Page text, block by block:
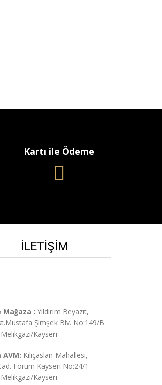
Kartı ile Ödeme
İLETIŞIM
Mağaza : Yıldırım Beyazıt,
Mustafa Şimşek Blv. No:149/B
Kayseri
AVM: Kılıçaslan Mahallesi,
Forum Kayseri No:24/1
Kayseri